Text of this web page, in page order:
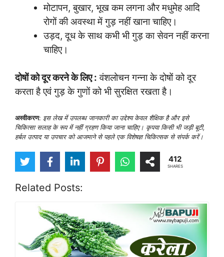
मोटापन, बुखार, भूख कम लगना और मधुमेह आदि
रोगों की अवस्था में गुड़ नहीं खाना चाहिए।
उड़द, दूध के साथ कभी भी गुड़ का सेवन नहीं करना
चाहिए।
दोषों को दूर करने के लिए : वंशलोचन गन्ना के दोषों को दूर
करता है एवं गुड़ के गुणों को भी सुरक्षित रखता है।
अस्वीकरण: इस लेख में उपलब्ध जानकारी का उद्देश्य केवल शैक्षिक है और इसे
चिकित्सा सलाह के रूप में नहीं ग्रहण किया जाना चाहिए। कृपया किसी भी जड़ी बूटी,
हर्बल उत्पाद या उपचार को आजमाने से पहले एक विशेषज्ञ चिकित्सक से संपर्क करें।
412
SHARES
Related Posts: